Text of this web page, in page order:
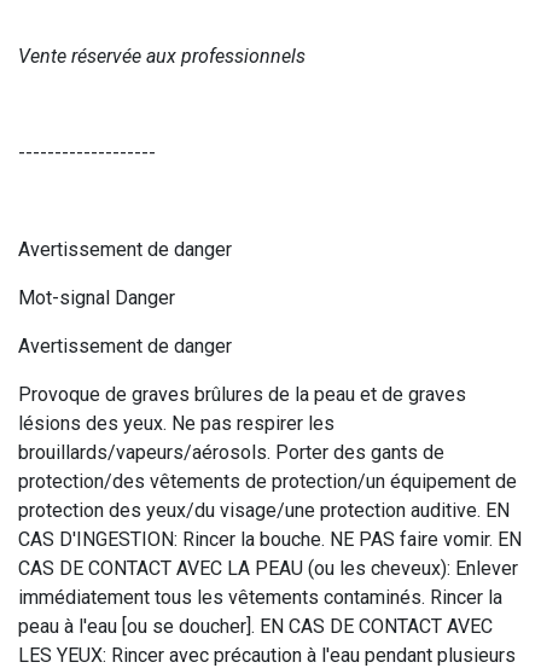
Vente réservée aux professionnels
-------------------
Avertissement de danger
Mot-signal Danger
Avertissement de danger
Provoque de graves brûlures de la peau et de graves
lésions des yeux. Ne pas respirer les
brouillards/vapeurs/aérosols. Porter des gants de
protection/des vêtements de protection/un équipement de
protection des yeux/du visage/une protection auditive. EN
CAS D'INGESTION: Rincer la bouche. NE PAS faire vomir. EN
CAS DE CONTACT AVEC LA PEAU (ou les cheveux): Enlever
immédiatement tous les vêtements contaminés. Rincer la
peau à l'eau [ou se doucher]. EN CAS DE CONTACT AVEC
LES YEUX: Rincer avec précaution à l'eau pendant plusieurs